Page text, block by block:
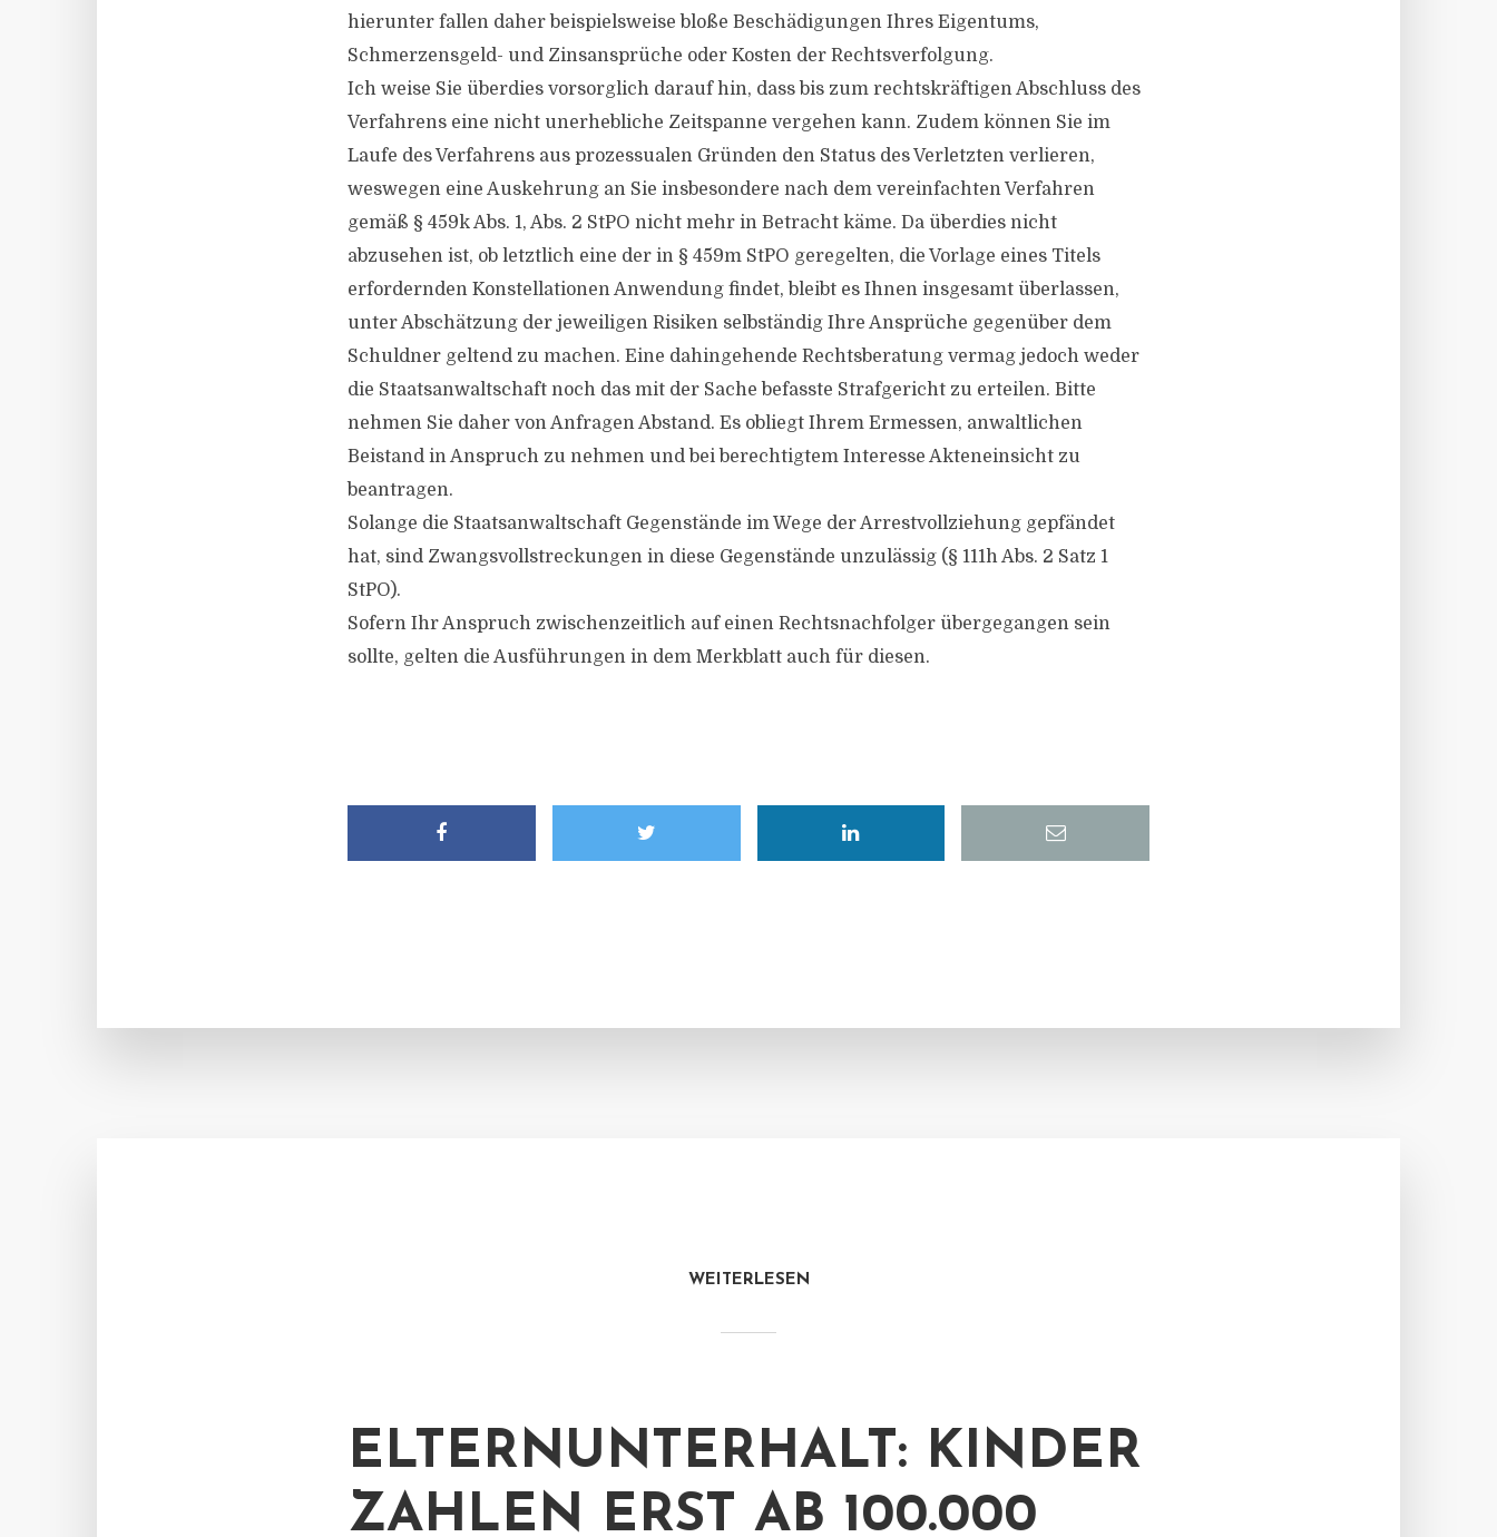
hierunter fallen daher beispielsweise bloße Beschädigungen Ihres Eigentums,
Schmerzensgeld- und Zinsansprüche oder Kosten der Rechtsverfolgung.
Ich weise Sie überdies vorsorglich darauf hin, dass bis zum rechtskräftigen Abschluss des
Verfahrens eine nicht unerhebliche Zeitspanne vergehen kann. Zudem können Sie im
Laufe des Verfahrens aus prozessualen Gründen den Status des Verletzten verlieren,
weswegen eine Auskehrung an Sie insbesondere nach dem vereinfachten Verfahren
gemäß § 459k Abs. 1, Abs. 2 StPO nicht mehr in Betracht käme. Da überdies nicht
abzusehen ist, ob letztlich eine der in § 459m StPO geregelten, die Vorlage eines Titels
erfordernden Konstellationen Anwendung findet, bleibt es Ihnen insgesamt überlassen,
unter Abschätzung der jeweiligen Risiken selbständig Ihre Ansprüche gegenüber dem
Schuldner geltend zu machen. Eine dahingehende Rechtsberatung vermag jedoch weder
die Staatsanwaltschaft noch das mit der Sache befasste Strafgericht zu erteilen. Bitte
nehmen Sie daher von Anfragen Abstand. Es obliegt Ihrem Ermessen, anwaltlichen
Beistand in Anspruch zu nehmen und bei berechtigtem Interesse Akteneinsicht zu
beantragen.
Solange die Staatsanwaltschaft Gegenstände im Wege der Arrestvollziehung gepfändet
hat, sind Zwangsvollstreckungen in diese Gegenstände unzulässig (§ 111h Abs. 2 Satz 1
StPO).
Sofern Ihr Anspruch zwischenzeitlich auf einen Rechtsnachfolger übergegangen sein
sollte, gelten die Ausführungen in dem Merkblatt auch für diesen.
WEITERLESEN
ELTERNUNTERHALT: KINDER
ZAHLEN ERST AB 100.000